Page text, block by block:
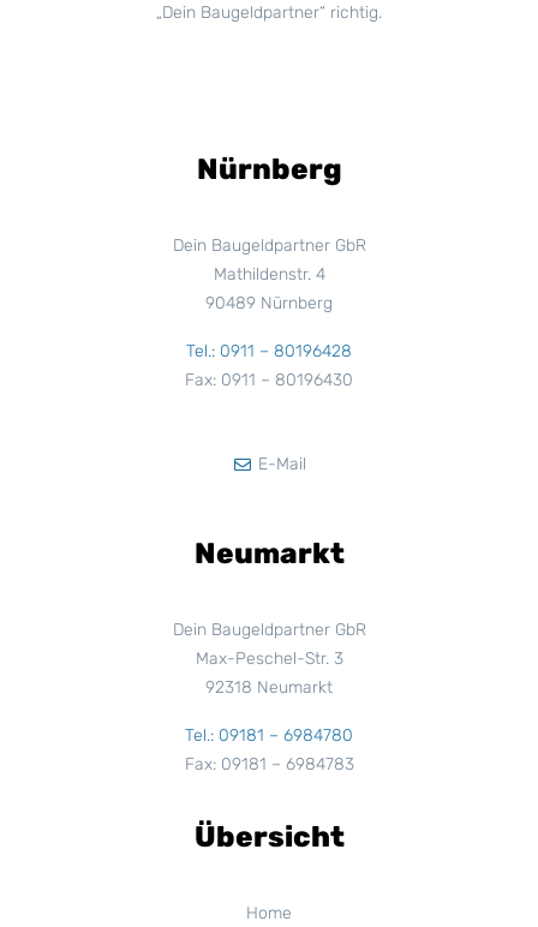
„Dein Baugeldpartner“ richtig.
Nürnberg
Dein Baugeldpartner GbR
Mathildenstr. 4
90489 Nürnberg
Tel.: 0911 – 80196428
Fax: 0911 – 80196430
E-Mail
Neumarkt
Dein Baugeldpartner GbR
Max-Peschel-Str. 3
92318 Neumarkt
Tel.: 09181 – 6984780
Fax: 09181 – 6984783
Übersicht
Home